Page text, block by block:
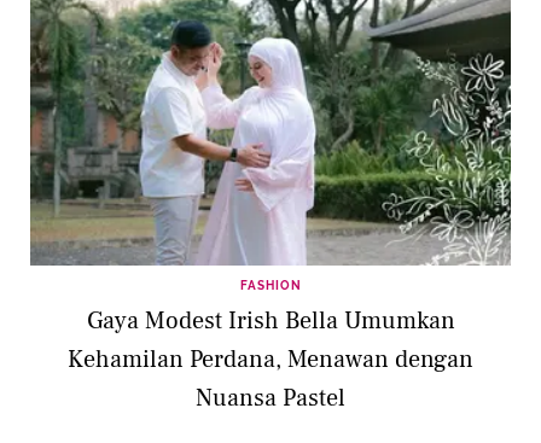
FASHION
Gaya Modest Irish Bella Umumkan
Kehamilan Perdana, Menawan dengan
Nuansa Pastel